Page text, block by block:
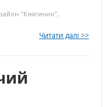
"Княгинин",
Читати далі >>